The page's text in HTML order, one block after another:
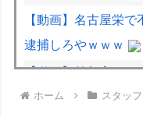
【動画】名古屋栄
逮捕しろやｗｗｗ
【動画】首都高で4t
き込まれた軽バンの
ホーム スタッ